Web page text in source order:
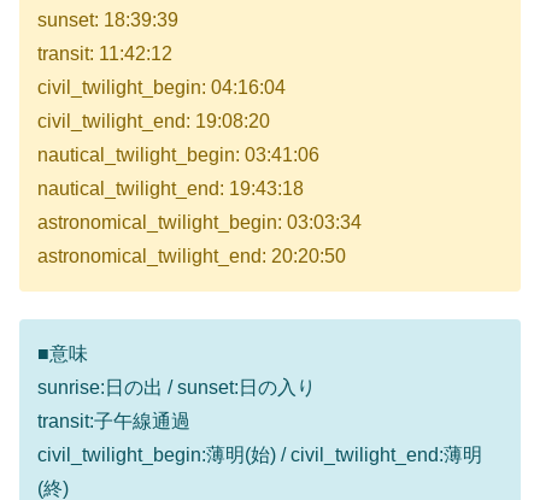
sunset: 18:39:39
transit: 11:42:12
civil_twilight_begin: 04:16:04
civil_twilight_end: 19:08:20
nautical_twilight_begin: 03:41:06
nautical_twilight_end: 19:43:18
astronomical_twilight_begin: 03:03:34
astronomical_twilight_end: 20:20:50
■意味
sunrise:日の出 / sunset:日の入り
transit:子午線通過
civil_twilight_begin:薄明(始) / civil_twilight_end:薄明
(終)